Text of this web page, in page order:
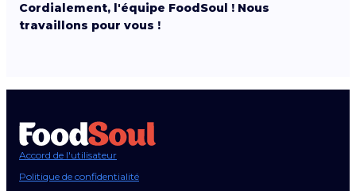
Cordialement, l'équipe FoodSoul ! Nous
travaillons pour vous !
Accord de l'utilisateur
Politique de confidentialité